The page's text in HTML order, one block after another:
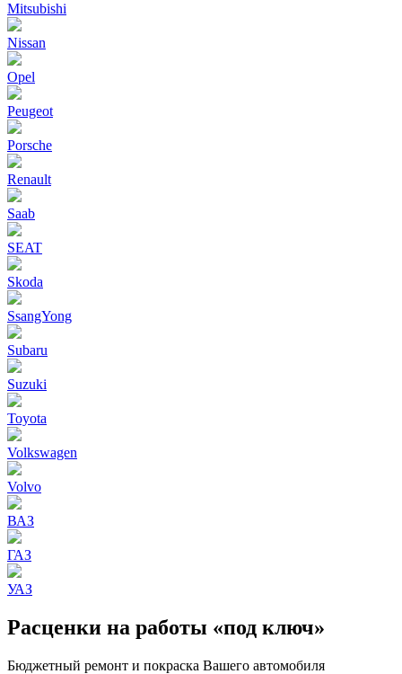
Mitsubishi
Nissan
Opel
Peugeot
Porsche
Renault
Saab
SEAT
Skoda
SsangYong
Subaru
Suzuki
Toyota
Volkswagen
Volvo
ВАЗ
ГАЗ
УАЗ
Расценки на работы «под ключ»
Бюджетный ремонт и покраска Вашего автомобиля